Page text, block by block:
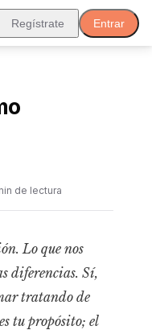
Regístrate Entrar
de lectura
Lo que nos
diferencias. Sí,
tratando de
tu propósito; el